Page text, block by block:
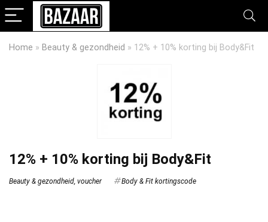
Home » Beauty & gezondheid » 12% + 10% korting bij Body&Fit
12% + 10% korting bij Body&Fit
Beauty & gezondheid, voucher Body & Fit kortingscode